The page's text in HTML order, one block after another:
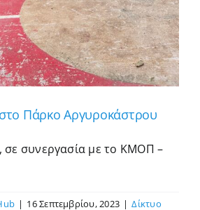
Πάρκο Αργυροκάστρου
σε συνεργασία με το ΚΜΟΠ –
| 16 Σεπτεμβρίου, 2023 | Δίκτυο